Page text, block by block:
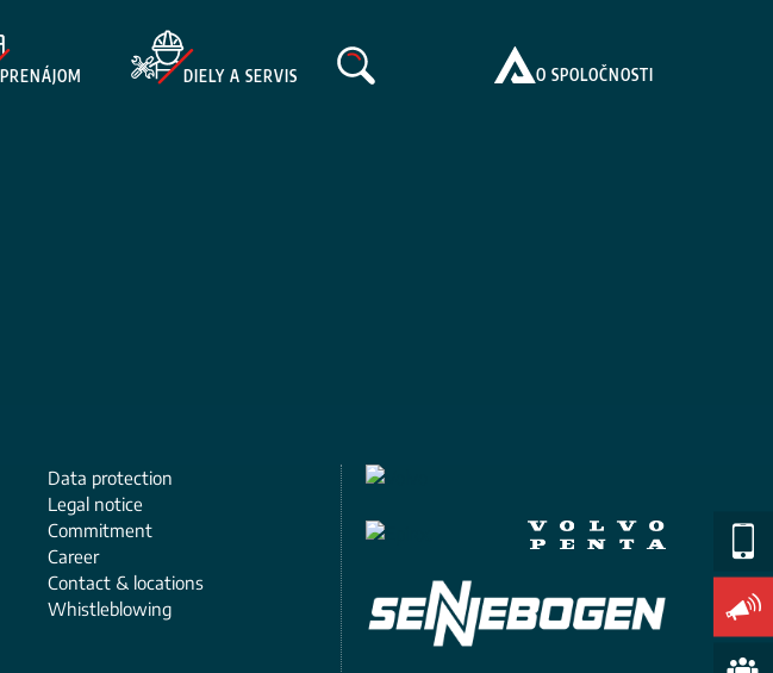
O SPOLOČNOSTI
PRENÁJOM DIELY A SERVIS
search
Data protection
Legal notice
Commitment
Career
Contact & locations
Whistleblowing